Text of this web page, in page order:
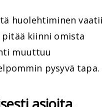
huolehtiminen vaatii
kiinni omista
muuttuu
pysyvä tapa.